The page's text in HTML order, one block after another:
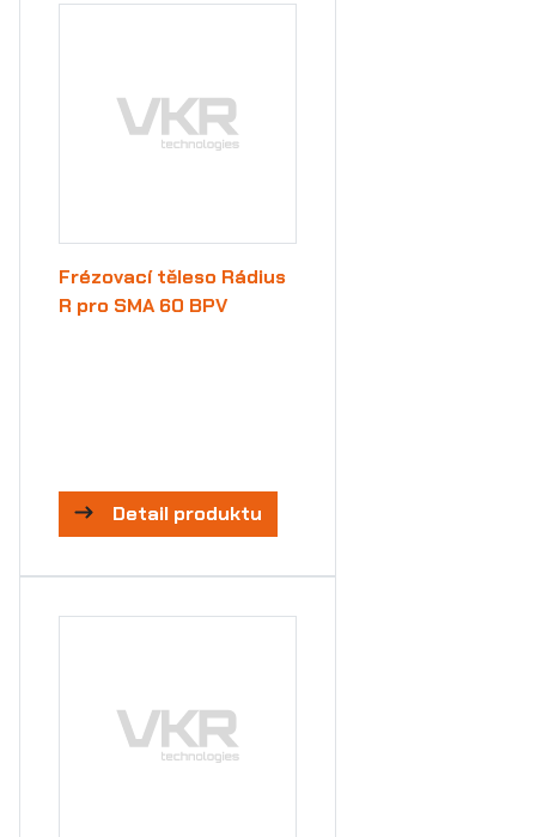
Frézovací těleso Rádius
R pro SMA 60 BPV
Detail produktu